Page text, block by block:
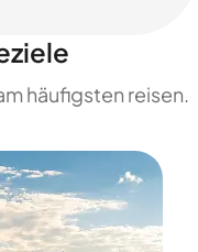
häufigsten reisen.